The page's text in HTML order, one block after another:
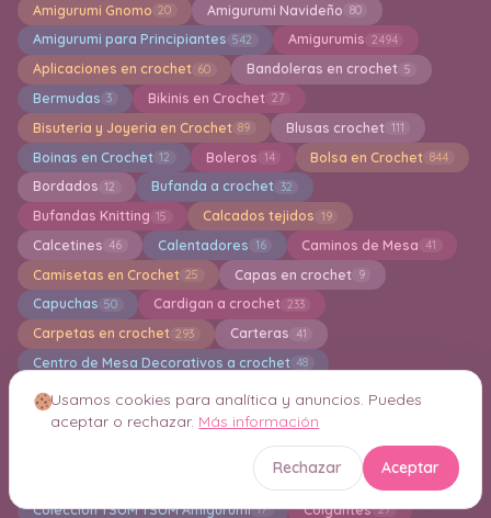
Amigurumi Gnomo 20 Amigurumi Navideño 80
Amigurumi para Principiantes 542 Amigurumis 2494
Aplicaciones en crochet 60 Bandoleras en crochet 5
Bermudas 3 Bikinis en Crochet 27
Bisuteria y Joyeria en Crochet 89 Blusas crochet 111
Boinas en Crochet 12 Boleros 14 Bolsa en Crochet 844
Bordados 12 Bufanda a crochet 32
Bufandas Knitting 15 Calcados tejidos 19
Calcetines 46 Calentadores 16 Caminos de Mesa 41
Camisetas en Crochet 25 Capas en crochet 9
Capuchas 50 Cardigan a crochet 233
Carpetas en crochet 293 Carteras 41
Centro de Mesa Decorativos a crochet 48
Cestas de almacenamiento Chal a Crochet
Chalecos en crochet 82 Chandal a crochet
Cojines 102
Colección TSUM TSUM Amigurumi 17 Colgantes 27
Usamos cookies para analítica y anuncios. Puedes
aceptar o rechazar. Más información
Rechazar Aceptar